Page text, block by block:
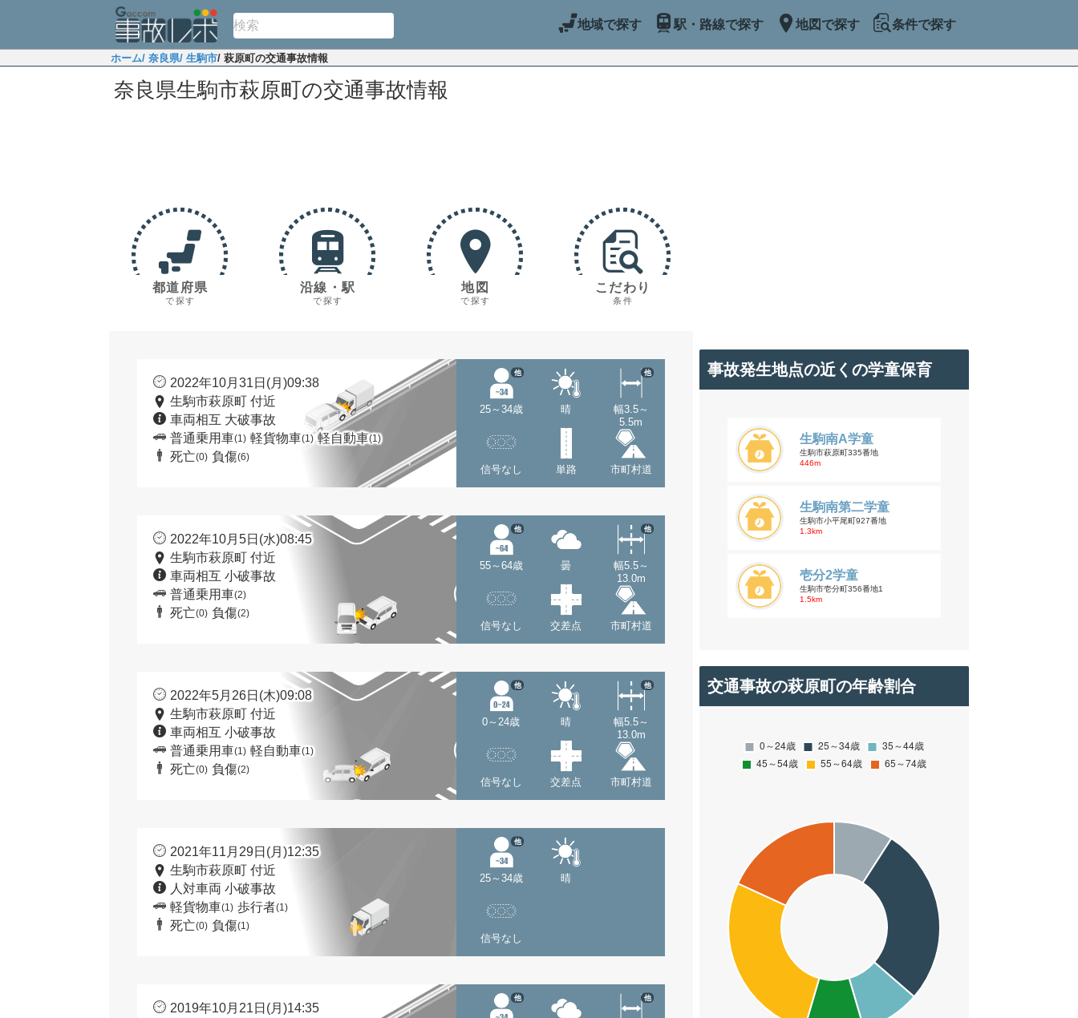
地域で探す 駅・路線で探す 地図で探す 条件で探す
ホーム/ 奈良県/ 生駒市/ 萩原町の交通事故情報
奈良県生駒市萩原町の交通事故情報
都道府県
で探す
沿線・駅
で探す
地図
で探す
こだわり
条件
2022年10月31日(月)09:38
生駒市萩原町 付近
車両相互 大破事故
普通乗用車(1) 軽貨物車(1) 軽自動車(1)
死亡(0) 負傷(6)
25～34歳
他
晴
幅3.5～
5.5m
他
信号なし 単路 市町村道
2022年10月5日(水)08:45
生駒市萩原町 付近
車両相互 小破事故
普通乗用車(2)
死亡(0) 負傷(2)
55～64歳
他
曇
幅5.5～
13.0m
他
信号なし 交差点 市町村道
2022年5月26日(木)09:08
生駒市萩原町 付近
車両相互 小破事故
普通乗用車(1) 軽自動車(1)
死亡(0) 負傷(2)
0～24歳
他
晴
幅5.5～
13.0m
他
信号なし 交差点 市町村道
2021年11月29日(月)12:35
生駒市萩原町 付近
人対車両 小破事故
軽貨物車(1) 歩行者(1)
死亡(0) 負傷(1)
25～34歳
他
晴
信号なし
2019年10月21日(月)14:35
他 他
事故発生地点の近くの学童保育
生駒南A学童
生駒市萩原町335番地
446m
生駒南第二学童
生駒市小平尾町927番地
1.3km
壱分2学童
生駒市壱分町356番地1
1.5km
交通事故の萩原町の年齢割合